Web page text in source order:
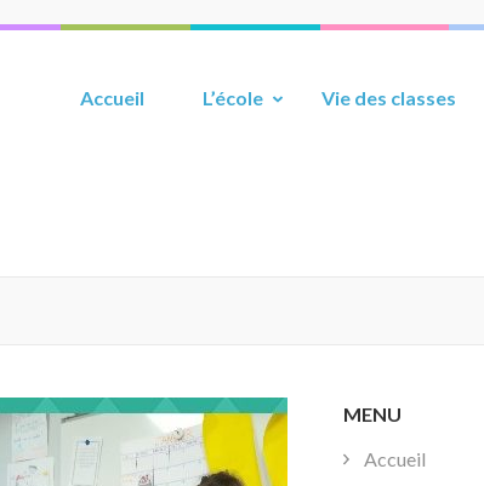
Accueil L’école Vie des classes
MENU
Accueil